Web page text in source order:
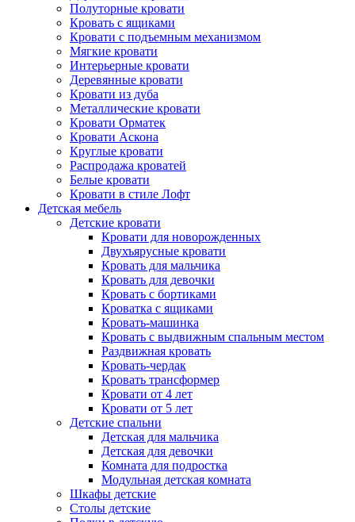
Полуторные кровати
Кровать с ящиками
Кровати с подъемным механизмом
Мягкие кровати
Интерьерные кровати
Деревянные кровати
Кровати из дуба
Металлические кровати
Кровати Орматек
Кровати Аскона
Круглые кровати
Распродажа кроватей
Белые кровати
Кровати в стиле Лофт
Детская мебель
Детские кровати
Кровати для новорожденных
Двухъярусные кровати
Кровать для мальчика
Кровать для девочки
Кровать с бортиками
Кроватка с ящиками
Кровать-машинка
Кровать с выдвижным спальным местом
Раздвижная кровать
Кровать-чердак
Кровать трансформер
Кровати от 4 лет
Кровати от 5 лет
Детские спальни
Детская для мальчика
Детская для девочки
Комната для подростка
Модульная детская комната
Шкафы детские
Столы детские